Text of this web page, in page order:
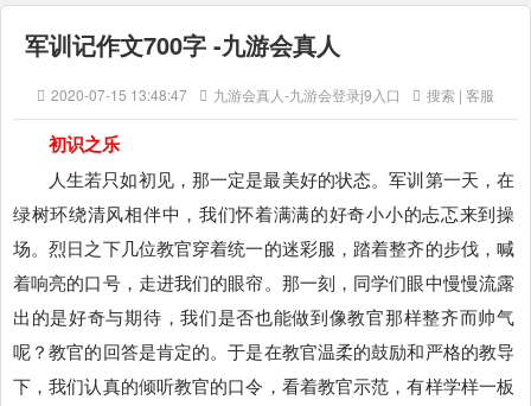
军训记作文700字 -九游会真人
2020-07-15 13:48:47 九游会真人-九游会登录j9入口 搜索 | 客服
初识之乐
人生若只如初见，那一定是最美好的状态。军训第一天，在
绿树环绕清风相伴中，我们怀着满满的好奇小小的忐忑来到操
场。烈日之下几位教官穿着统一的迷彩服，踏着整齐的步伐，喊
着响亮的口号，走进我们的眼帘。那一刻，同学们眼中慢慢流露
出的是好奇与期待，我们是否也能做到像教官那样整齐而帅气
呢？教官的回答是肯定的。于是在教官温柔的鼓励和严格的教导
下，我们认真的倾听教官的口令，看着教官示范，有样学样一板